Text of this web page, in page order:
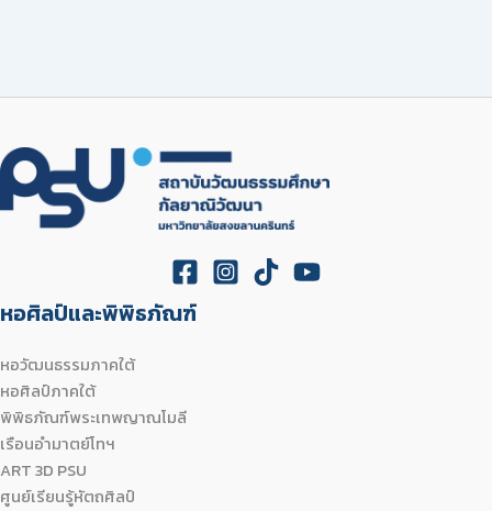
หอศิลป์และพิพิธภัณฑ์
หอวัฒนธรรมภาคใต้
หอศิลป์ภาคใต้
พิพิธภัณฑ์พระเทพญาณโมลี
เรือนอำมาตย์โทฯ
ART 3D PSU
ศูนย์เรียนรู้หัตถศิลป์